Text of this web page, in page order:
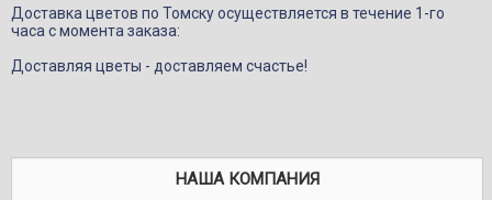
Доставка цветов по Томску осуществляется в течение 1-го
часа с момента заказа:
Доставляя цветы - доставляем счастье!
НАША КОМПАНИЯ